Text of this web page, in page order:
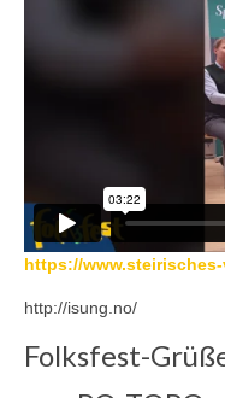
https://
http://isung.no/
Folksfest-